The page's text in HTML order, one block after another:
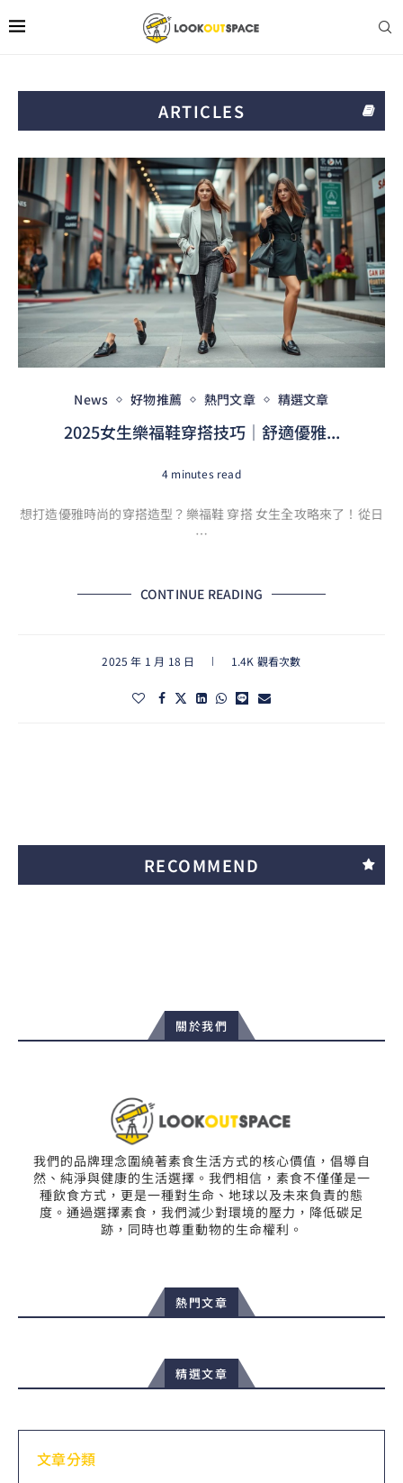
ARTICLES
News 好物推薦 熱門文章 精選文章
2025女生樂福鞋穿搭技巧｜舒適優雅...
4 minutes read
想打造優雅時尚的穿搭造型？樂福鞋 穿搭 女生全攻略來了！從日
…
CONTINUE READING
2025 年 1 月 18 日 1.4K 觀看次數
RECOMMEND
關於我們
我們的品牌理念圍繞著素食生活方式的核心價值，倡導自
然、純淨與健康的生活選擇。我們相信，素食不僅僅是一
種飲食方式，更是一種對生命、地球以及未來負責的態
度。通過選擇素食，我們減少對環境的壓力，降低碳足
跡，同時也尊重動物的生命權利。
熱門文章
精選文章
文章分類